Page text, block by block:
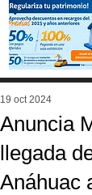
Anuncia
llegada
Anáhuac
19 oct 2024